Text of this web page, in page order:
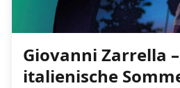
Giovanni Zarrella
italienische